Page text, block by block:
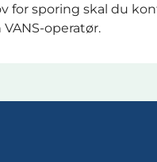
for sporing skal du
operatør.